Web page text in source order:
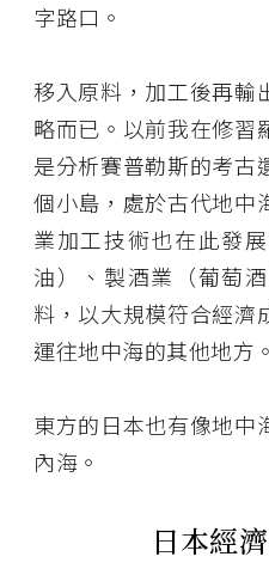
字路口。
移入原料，加工後再輸
略而已。以前我在修習
是分析賽普勒斯的考古
個小島，處於古代地中
業加工技術也在此發
油）、製酒業（葡萄
料，以大規模符合經濟
運往地中海的其他地方。
東方的日本也有像地中
內海。
日本經